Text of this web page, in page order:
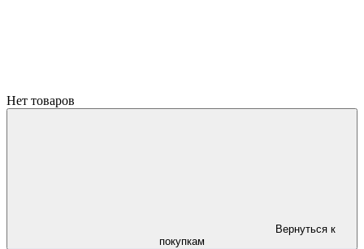
Нет товаров
Вернуться к
покупкам